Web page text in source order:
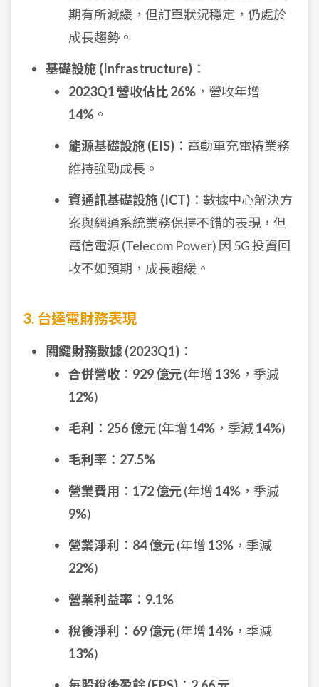
期有所減緩，但訂單狀況穩定，仍處於
成長趨勢。
基礎設施 (Infrastructure) ：
2023Q1 營收佔比 26% ，營收年增
14% 。
能源基礎設施 (EIS) ：電動車充電樁業務
維持強勁成長。
資通訊基礎設施 (ICT) ：數據中心解決方
案與網通系統業務保持不錯的表現，但
電信電源 (Telecom Power) 因 5G 投資回
收不如預期，成長趨緩。
3. 台達電財務表現
關鍵財務數據 (2023Q1) ：
合併營收 ： 929 億元(年增 13% ，季減
12%)
毛利
： 256 億元(年增 14% ，季減14%)
毛利率 ： 27.5%
營業費用 ： 172 億元(年增 14% ，季減
9%)
營業淨利
： 84 億元(年增 13% ，季減
22%)
營業利益率 ： 9.1%
稅後淨利
： 69 億元(年增 14% ，季減
13%)